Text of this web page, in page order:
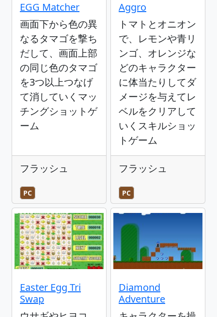
EGG Matcher
画面下から色の異
なるタマゴを撃ち
だして、画面上部
の同じ色のタマゴ
を3つ以上つなげ
て消していくマッ
チングショットゲ
ーム
フラッシュ
PC
Aggro
トマトとオニオン
で、レモンや青リ
ンゴ、オレンジな
どのキャラクター
に体当たりしてダ
メージを与えてレ
ベルをクリアして
いくスキルショッ
トゲーム
フラッシュ
PC
Easter Egg Tri
Swap
Diamond
Adventure